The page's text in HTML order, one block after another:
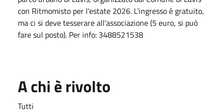
con Ritmomisto per l'estate 2026. L'ingresso è gratuito,
ma ci si deve tesserare all'associazione (5 euro, si può
fare sul posto). Per info: 3488521538
A chi è rivolto
Tutti